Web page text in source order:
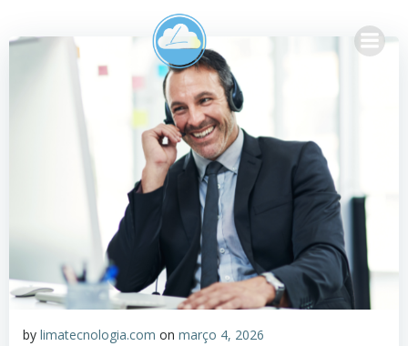
para
o
conteúdo
by limatecnologia.com on março 4, 2026